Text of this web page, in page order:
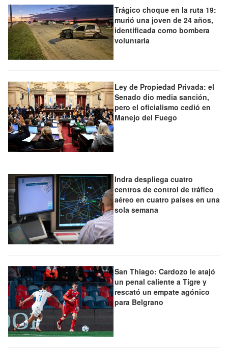
Trágico choque en la ruta 19:
murió una joven de 24 años,
identificada como bombera
voluntaria
Ley de Propiedad Privada: el
Senado dio media sanción,
pero el oficialismo cedió en
Manejo del Fuego
Indra despliega cuatro
centros de control de tráfico
aéreo en cuatro países en una
sola semana
San Thiago: Cardozo le atajó
un penal caliente a Tigre y
rescató un empate agónico
para Belgrano